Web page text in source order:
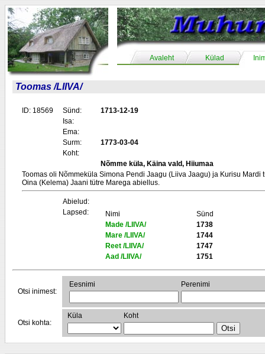
Avaleht Külad
Toomas /LIIVA/
ID: 18569 Sünd:
1713-12-19
Isa:
Ema:
Surm:
1773-03-04
Koht:
Nõmme küla, Käina vald, Hiiumaa
Toomas oli Nõmmeküla Simona Pendi Jaagu (Liiva Jaagu) ja Kurisu
Oina (Kelema) Jaani tütre Marega abiellus.
Abielud:
Lapsed:
Nimi
Sünd
Made /LIIVA/
1738
Mare /LIIVA/
1744
Reet /LIIVA/
1747
Aad /LIIVA/
1751
Otsi inimest:
Eesnimi Perenimi
Otsi kohta:
Küla Koht